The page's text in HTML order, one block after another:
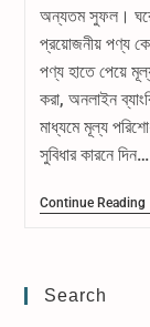
অন্যতম সুফল।
প্রয়োজনীয় পণ্য
পণ্য হাতে পেয়ে
করা, অনলাইন
মাধ্যমে মূল্য
সুবিধার কারনে দিন…
Continue Reading
Search